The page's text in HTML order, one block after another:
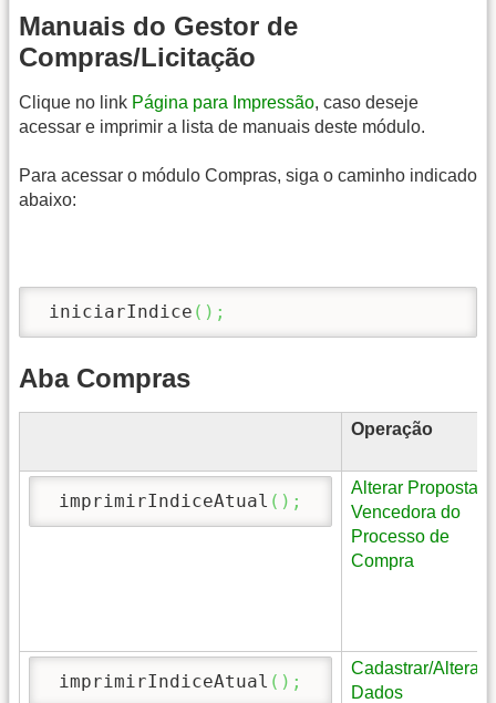
Manuais do Gestor de
Compras/Licitação
Clique no link Página para Impressão, caso deseje
acessar e imprimir a lista de manuais deste módulo.
Para acessar o módulo Compras, siga o caminho indicado
abaixo:
iniciarIndice ( ) ;
Aba Compras
Operação
imprimirIndiceAtual ( ) ;
Alterar Proposta
Vencedora do
Processo de
Compra
imprimirIndiceAtual ( ) ;
Cadastrar/Alterar
Dados